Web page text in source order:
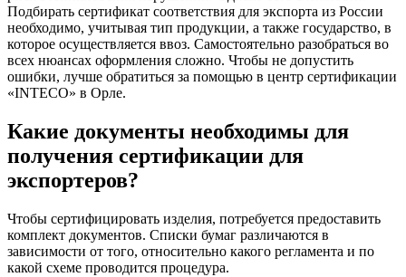
Подбирать сертификат соответствия для экспорта из России
необходимо, учитывая тип продукции, а также государство, в
которое осуществляется ввоз. Самостоятельно разобраться во
всех нюансах оформления сложно. Чтобы не допустить
ошибки, лучше обратиться за помощью в центр сертификации
«INTECO» в Орле.
Какие документы необходимы для
получения сертификации для
экспортеров?
Чтобы сертифицировать изделия, потребуется предоставить
комплект документов. Списки бумаг различаются в
зависимости от того, относительно какого регламента и по
какой схеме проводится процедура.